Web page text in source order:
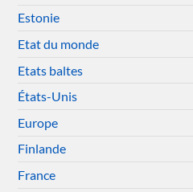
Estonie
Etat du monde
Etats baltes
États-Unis
Europe
Finlande
France